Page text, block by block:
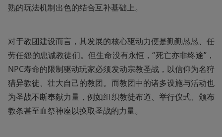
熟的玩法机制出色的结合互补基础上。
对于教团建设而言，其发展的核心驱动力便是勤勤恳恳、任
劳任怨的忠诚教徒们。但生命没有永恒，“死亡亦非终途”，
NPC寿命的限制驱动玩家必须发动宗教圣战，以信仰为名狩
猎异教徒、壮大自己的教团。而教团中的诸多设施与活动也
为圣战不断奉献力量，例如组织教徒布道、举行仪式、颁布
教条甚至血祭神座以换取圣战的力量。